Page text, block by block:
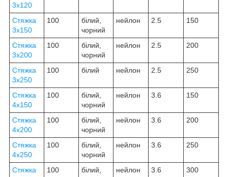
3х120
Стяжка
3х150
100
білий,
чорний
нейлон 2.5 150
Стяжка
3х200
100
білий,
чорний
нейлон 2.5 200
Стяжка
3х250
100 білий нейлон 2.5 250
Стяжка
4х150
100
білий,
чорний
нейлон 3.6 150
Стяжка
4х200
100
білий,
чорний
нейлон 3.6 200
Стяжка
4х250
100
білий,
чорний
нейлон 3.6 250
Стяжка
100
білий,
нейлон 3.6 300